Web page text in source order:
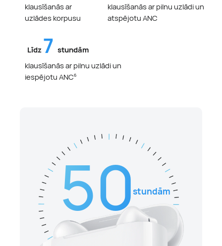
klausīšanās ar
uzlādes korpusu
klausīšanās ar pilnu uzlādi un
atspējotu ANC
klausīšanās ar pilnu uzlādi un
iespējotu ANC6
Līdz 7 stundām
50stundām